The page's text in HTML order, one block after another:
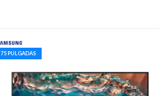
75 PULGADAS